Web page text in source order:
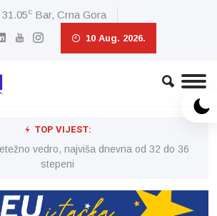
31.05c Bar, Crna Gora
10 Aug. 2026.
TOP VIJEST:
vedro, najviša dnevna od 32 do 36
stepeni